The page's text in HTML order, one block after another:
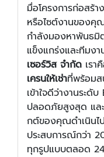
มื่อโครงการก่อสร้
หรือไซต์งานของคุ
กำลังมองหาพันธมิ
แข็งแกร่งและทีมง
เซอร์วิส จำกัด เรา
เครนให้เช่าที่พร้อมส
เข้าใจดีว่างานระดั
ปลอดภัยสูงสุด และ
กต์ของคุณดำเนินไ
ประสบการณ์กว่า
ทุกรูปแบบตลอด